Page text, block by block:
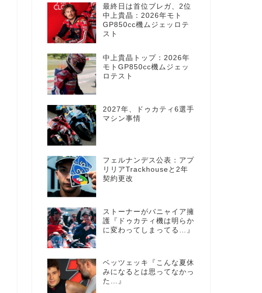
最終日は首位ブレガ、2位
中上貴晶：2026年モト
GP850cc機ムジェッロテ
スト
中上貴晶トップ：2026年
モトGP850cc機ムジェッ
ロテスト
2027年、ドゥカティ6選手
マシン事情
フェルナンデス公表：アプ
リリアTrackhouseと2年
契約更改
ストーナーがバニャイア擁
護『ドゥカティ機は明らか
に変わってしまってる…』
ベッツェッキ『こんな夏休
みになるとは思ってなかっ
た…』